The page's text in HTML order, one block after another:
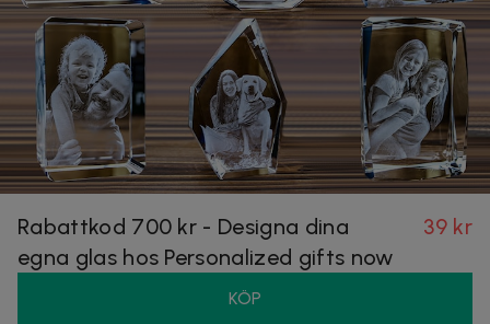
Rabattkod 700 kr - Designa dina
egna glas hos Personalized gifts now
39 kr
KÖP